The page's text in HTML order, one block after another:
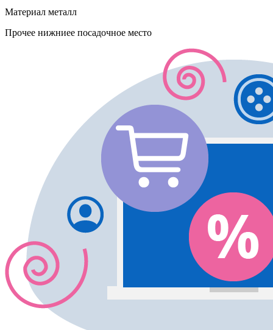
Материал металл
Прочее нижниее посадочное место